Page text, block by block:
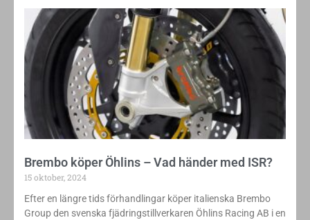
Brembo köper Öhlins – Vad händer med ISR?
15 oktober, 2024
Efter en längre tids förhandlingar köper italienska Brembo
Group den svenska fjädringstillverkaren Öhlins Racing AB i en